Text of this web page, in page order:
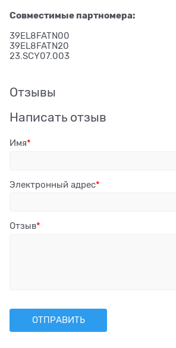
Совместимые партномера:
39EL8FATN00
39EL8FATN20
23.SCY07.003
Отзывы
Написать отзыв
Имя
Электронный адрес
Отзыв